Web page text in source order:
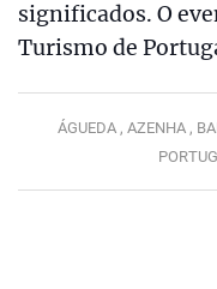
significados. O
Turismo de
ÁGUEDA , AZENHA ,